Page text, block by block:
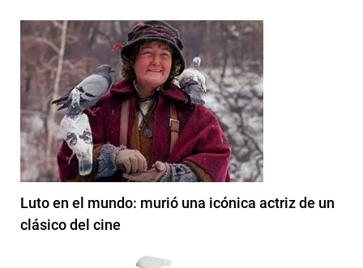
Luto en el mundo: murió una icónica actriz de un
clásico del cine